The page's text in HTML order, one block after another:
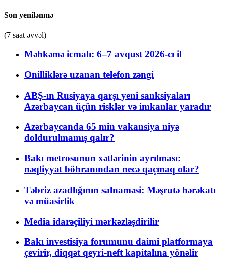
Son yenilənmə
(7 saat əvvəl)
Məhkəmə icmalı: 6–7 avqust 2026-cı il
Onilliklərə uzanan telefon zəngi
ABŞ-ın Rusiyaya qarşı yeni sanksiyaları
Azərbaycan üçün risklər və imkanlar yaradır
Azərbaycanda 65 min vakansiya niyə
doldurulmamış qalır?
Bakı metrosunun xətlərinin ayrılması:
nəqliyyat böhranından necə qaçmaq olar?
Təbriz azadlığının salnaməsi: Məşrutə hərəkatı
və müasirlik
Media idarəçiliyi mərkəzləşdirilir
Bakı investisiya forumunu daimi platformaya
çevirir, diqqət qeyri-neft kapitalına yönəlir